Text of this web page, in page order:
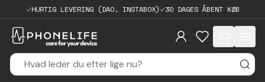
HURTIG LEVERING (DAO, INSTABOX) 30 DAGES ÅBENT KØB
items in cart,